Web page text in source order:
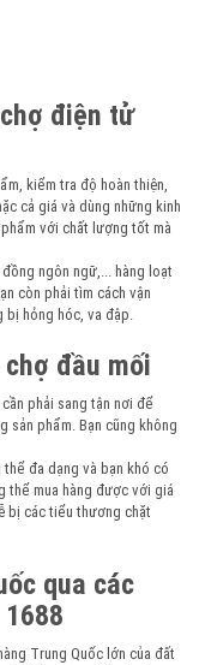
điện tử
kiểm tra độ hoàn thiện,
cả giá và dùng những kinh
với chất lượng tốt mà
ngôn ngữ,... hàng loạt
còn phải tìm cách vận
bị hỏng hóc, va đập.
đầu mối
phải sang tận nơi để
sản phẩm. Bạn cũng không
thể đa dạng và bạn khó có
thể mua hàng được với giá
bị các tiểu thương chặt
qua các
Trung Quốc lớn của đất